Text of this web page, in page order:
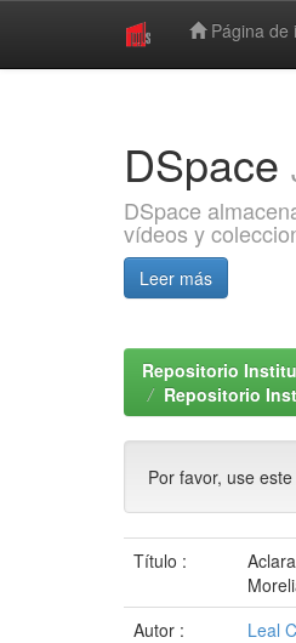
Página de
DSpace
DSpace
vídeos y
Leer más
Repositorio
Repositorio
Por favor, use
Título :
Autor :
Leal